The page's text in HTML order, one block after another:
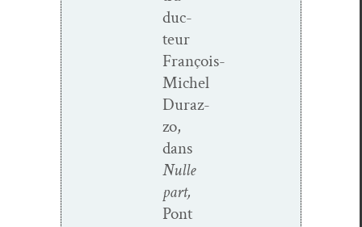
duc­
teur
François-
Michel
Duraz­
zo,
dans
Nulle
part,
Pont